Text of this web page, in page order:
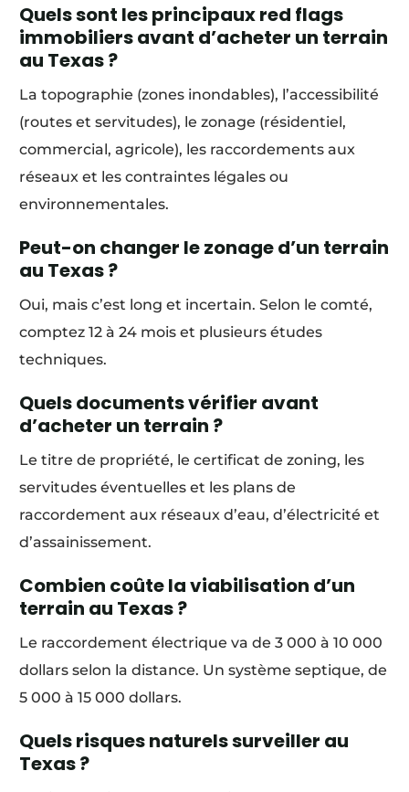
Quels sont les principaux red flags
immobiliers avant d’acheter un terrain
au Texas ?
La topographie (zones inondables), l’accessibilité
(routes et servitudes), le zonage (résidentiel,
commercial, agricole), les raccordements aux
réseaux et les contraintes légales ou
environnementales.
Peut-on changer le zonage d’un terrain
au Texas ?
Oui, mais c’est long et incertain. Selon le comté,
comptez 12 à 24 mois et plusieurs études
techniques.
Quels documents vérifier avant
d’acheter un terrain ?
Le titre de propriété, le certificat de zoning, les
servitudes éventuelles et les plans de
raccordement aux réseaux d’eau, d’électricité et
d’assainissement.
Combien coûte la viabilisation d’un
terrain au Texas ?
Le raccordement électrique va de 3 000 à 10 000
dollars selon la distance. Un système septique, de
5 000 à 15 000 dollars.
Quels risques naturels surveiller au
Texas ?